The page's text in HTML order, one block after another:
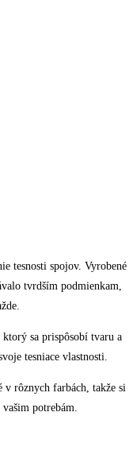
tesnosti spojov. Vyrobené
tvrdším podmienkam,
sa prispôsobí tvaru a
tesniace vlastnosti.
rôznych farbách, takže si
potrebám.